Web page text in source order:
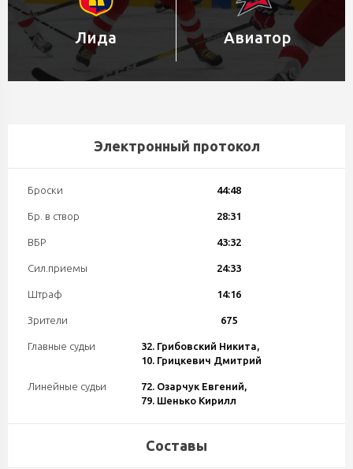
Лида Авиатор
Электронный протокол
Броски 44:48
Бр. в створ 28:31
ВБР 43:32
Сил.приемы 24:33
Штраф 14:16
Зрители 675
Главные судьи
32. Грибовский Никита,
10. Грицкевич Дмитрий
Линейные судьи
72. Озарчук Евгений,
79. Шенько Кирилл
Составы